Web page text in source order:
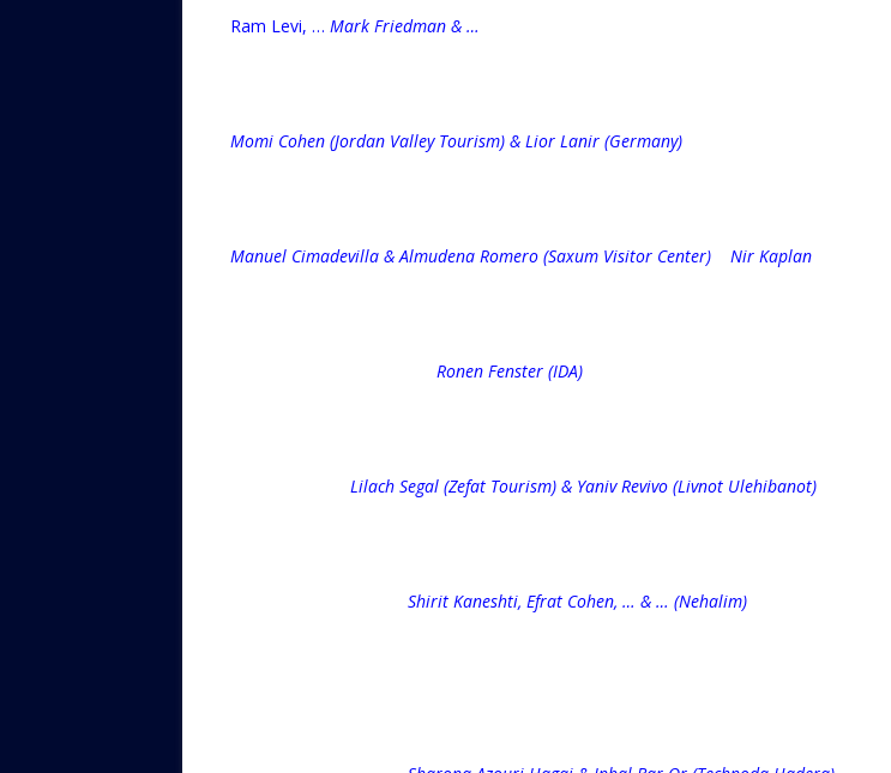
Ram Levi, … Mark Friedman & …
Momi Cohen (Jordan Valley Tourism) & Lior Lanir (Germany)
Manuel Cimadevilla & Almudena Romero (Saxum Visitor Center) Nir Kaplan
Ronen Fenster (IDA)
Lilach Segal (Zefat Tourism) & Yaniv Revivo (Livnot Ulehibanot)
Shirit Kaneshti, Efrat Cohen, … & … (Nehalim)